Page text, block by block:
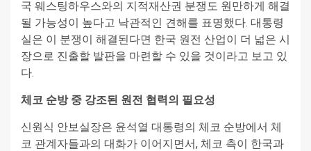
국 웨스팅하우스와의 지적재산권 분쟁도 원만하게 해결
될 가능성이 높다고 낙관적인 견해를 표명했다. 대통령
실은 이 분쟁이 해결된다면 한국 원전 산업이 더 넓은 시
장으로 진출할 발판을 마련할 수 있을 것이라고 보고 있
다.
체코 순방 중 강조된 원전 협력의 필요성
신원식 안보실장은 윤석열 대통령의 체코 순방에서 체
코 관계자들과의 대화가 이어지면서, 체코 측이 한국과